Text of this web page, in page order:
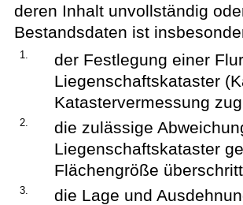
deren Inhalt unvollständig
Bestandsdaten ist
1.
der Festlegung einer
Liegenschaftskataster
Katastervermessung
2.
die zulässige
Liegenschaftskataster
Flächengröße
3.
die Lage und